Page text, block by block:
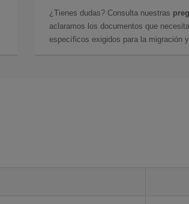
¿Tienes dudas? Consulta nuestras
aclaramos los documentos que
específicos exigidos para la migración y